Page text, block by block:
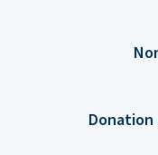
Donation